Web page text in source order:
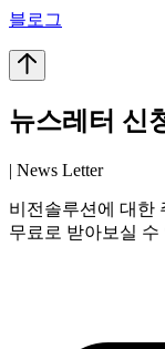
블로그
뉴스레터 신
| News Letter
비전솔루션에 대한
무료로 받아보실 수